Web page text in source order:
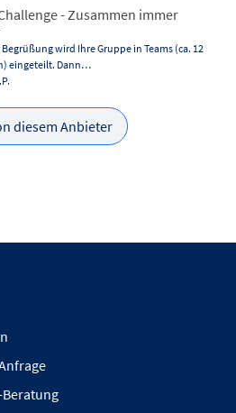
- Zusammen immer
Begrüßung wird Ihre Gruppe in Teams (ca. 12
eingeteilt. Dann…
diesem Anbieter